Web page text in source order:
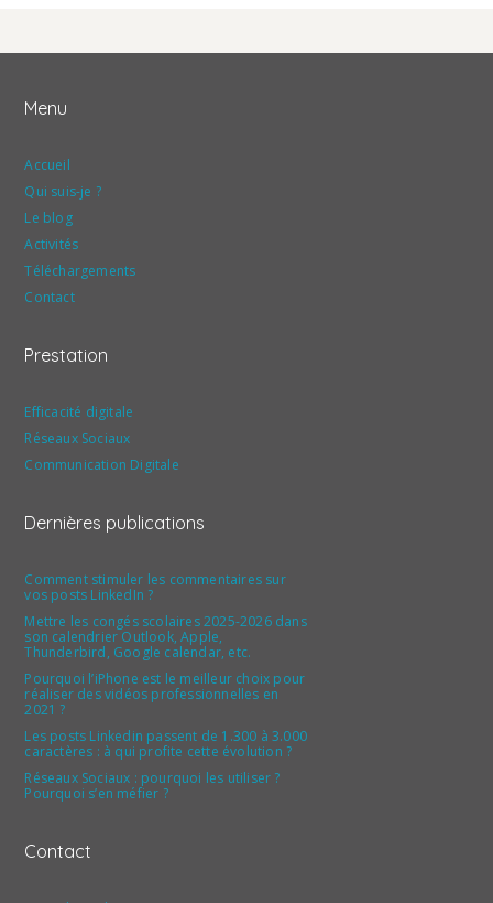
Menu
Accueil
Qui suis-je ?
Le blog
Activités
Téléchargements
Contact
Prestation
Efficacité digitale
Réseaux Sociaux
Communication Digitale
Dernières publications
Comment stimuler les commentaires sur
vos posts LinkedIn ?
Mettre les congés scolaires 2025-2026 dans
son calendrier Outlook, Apple,
Thunderbird, Google calendar, etc.
Pourquoi l’iPhone est le meilleur choix pour
réaliser des vidéos professionnelles en
2021 ?
Les posts Linkedin passent de 1.300 à 3.000
caractères : à qui profite cette évolution ?
Réseaux Sociaux : pourquoi les utiliser ?
Pourquoi s’en méfier ?
Contact